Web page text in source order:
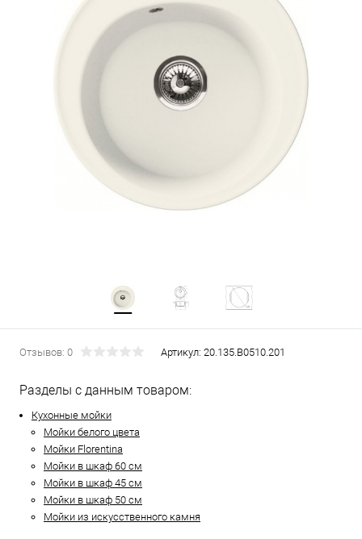
Отзывов: 0 Артикул: 20.135.B0510.201
Разделы с данным товаром:
Кухонные мойки
Мойки белого цвета
Мойки Florentina
Мойки в шкаф 60 см
Мойки в шкаф 45 см
Мойки в шкаф 50 см
Мойки из искусственного камня